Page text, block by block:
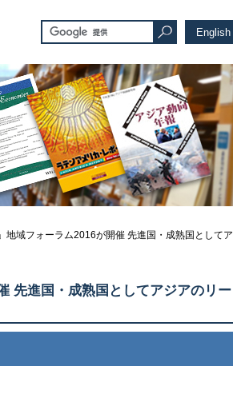
English
地域フォーラム2016が開催 先進国・成熟国としてア
先進国・成熟国としてアジアのリー